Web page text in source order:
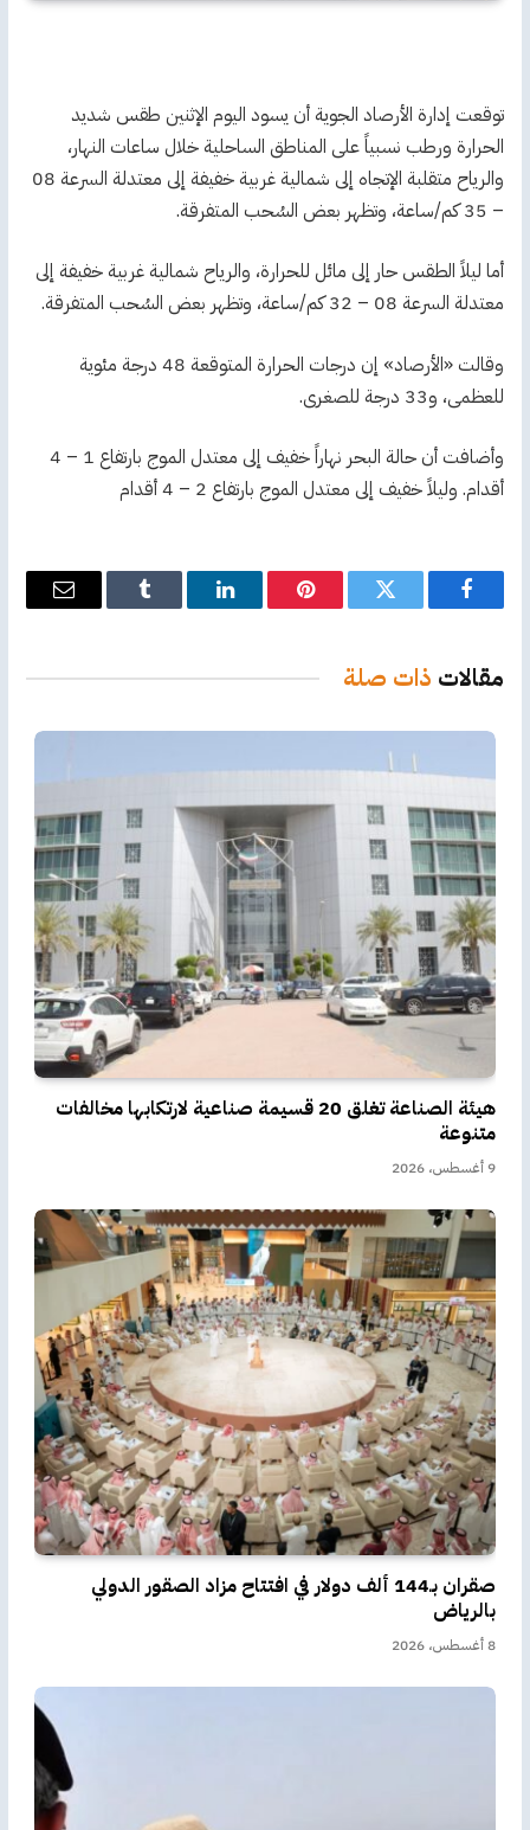
توقعت إدارة الأرصاد الجوية أن يسود اليوم الإثنين طقس شديد
الحرارة ورطب نسبياً على المناطق الساحلية خلال ساعات النهار،
والرياح متقلبة الإتجاه إلى شمالية غربية خفيفة إلى معتدلة السرعة 08
– 35 كم/ساعة، وتظهر بعض السُحب المتفرقة.
أما ليلاً الطقس حار إلى مائل للحرارة، والرياح شمالية غربية خفيفة إلى
معتدلة السرعة 08 – 32 كم/ساعة، وتظهر بعض السُحب المتفرقة.
وقالت «الأرصاد» إن درجات الحرارة المتوقعة 48 درجة مئوية
للعظمى، و33 درجة للصغرى.
وأضافت أن حالة البحر نهاراً خفيف إلى معتدل الموج بارتفاع 1 – 4
أقدام. وليلاً خفيف إلى معتدل الموج بارتفاع 2 – 4 أقدام
فيسبوك تويتر بينتيريستلينكدإن Tumblr
البريد
مقالات ذات صلة
هيئة الصناعة تغلق 20 قسيمة صناعية لارتكابها مخالفات
متنوعة
9 أغسطس، 2026
صقران بـ144 ألف دولار في افتتاح مزاد الصقور الدولي
بالرياض
8 أغسطس، 2026